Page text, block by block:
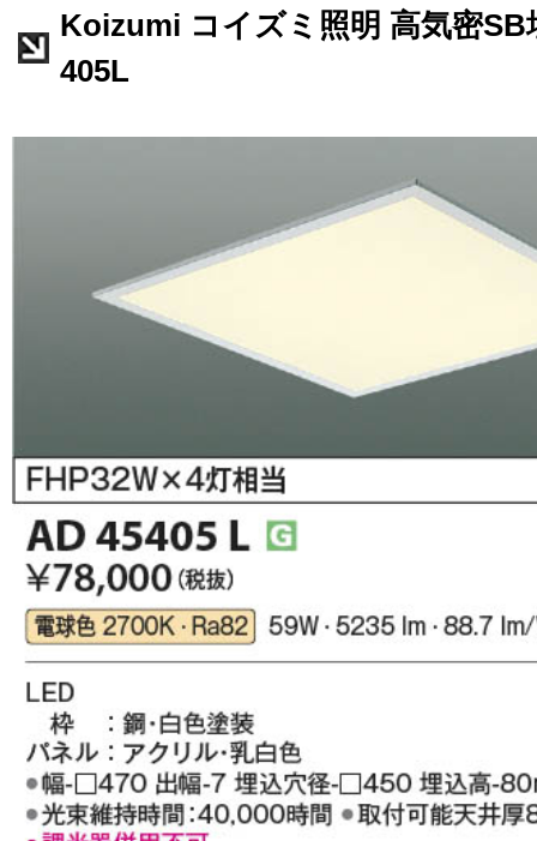
Koizumi コイズミ照明 高気密SB
405L